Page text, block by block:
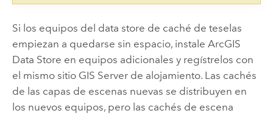
Si los equipos del data store de caché de teselas
empiezan a quedarse sin espacio, instale ArcGIS
Data Store en equipos adicionales y regístrelos con
el mismo sitio GIS Serverde alojamiento. Las cachés
de las capas de escenas nuevas se distribuyen en
los nuevos equipos, pero las cachés de escena